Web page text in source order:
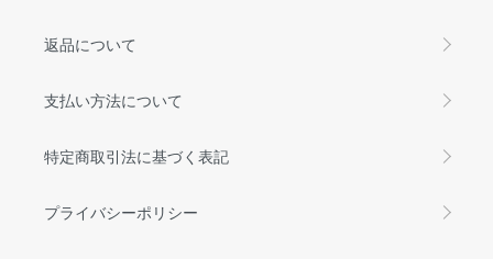
返品について
支払い方法について
特定商取引法に基づく表記
プライバシーポリシー